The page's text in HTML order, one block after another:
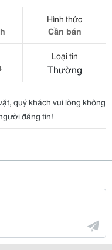
Hình thức
Cần bán
Loại tin
Thường
quý khách vui lòng không
đăng tin!